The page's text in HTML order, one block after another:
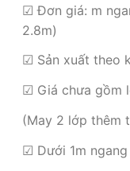
☑ Đơn giá: m
2.8m)
☑ Sản xuất theo
☑ Giá chưa gồm
(May 2 lớp thêm
☑ Dưới 1m